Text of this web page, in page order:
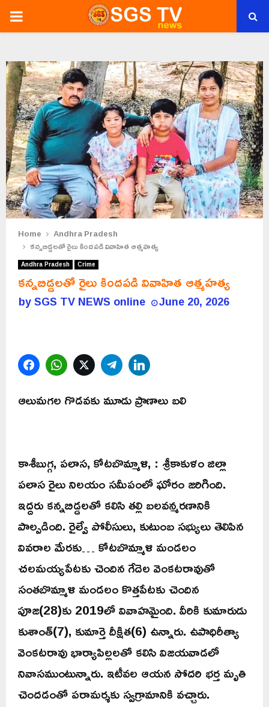
PRIMARY
Home
Andhra Pradesh
కన్నబిడ్డలతో రైలు కిందపడి వివాహిత ఆత్మహత్య
Andhra Pradesh Crime
కన్నబిడ్డలతో రైలు కిందపడి వివాహిత ఆత్మహత్య
bySGS TV NEWS online June 20, 2026
FacebookWhatsAppTwitterTelegram
ఆలుమగల గొడవకు మూడు ప్రాణాలు బలి
కాశీబుగ్గ, పలాస, కోటబొమ్మాళి, : శ్రీకాకుళం జిల్లా
పలాస రైలు నిలయం సమీపంలో ఘోరం జరిగింది.
ఇద్దరు కన్నబిడ్డలతో కలిసి తల్లి బలవన్మరణానికి
పాల్పడింది. రైల్వే పోలీసులు, కుటుంబ సభ్యులు తెలిపిన
వివరాల మేరకు… కోటబొమ్మాళి మండలం
చలమయ్యపేటకు చెందిన గేదెల వెంకటరావుతో
సంతబొమ్మాళి మండలం కొత్తపేటకు చెందిన
పూజ(28)కు 2019లో వివాహమైంది. వీరికి కుమారుడు
కుశాంత్(7), కుమార్తె దీక్షిత(6) ఉన్నారు. ఉపాధిరీత్యా
వెంకటరావు భార్యాపిల్లలతో కలిసి విజయవాడలో
నివాసముంటున్నారు. ఇటీవల ఆయన సోదరి భర్త మృతి
చెందడంతో పరామర్శకు స్వగ్రామానికి వచ్చారు.